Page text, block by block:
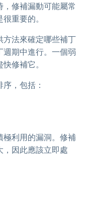
修補漏動可能屬常
重要的。
方法來確定哪些補丁
期中進行。一個弱
修補它。
，包括：
利用的漏洞。修補
因此應該立即處